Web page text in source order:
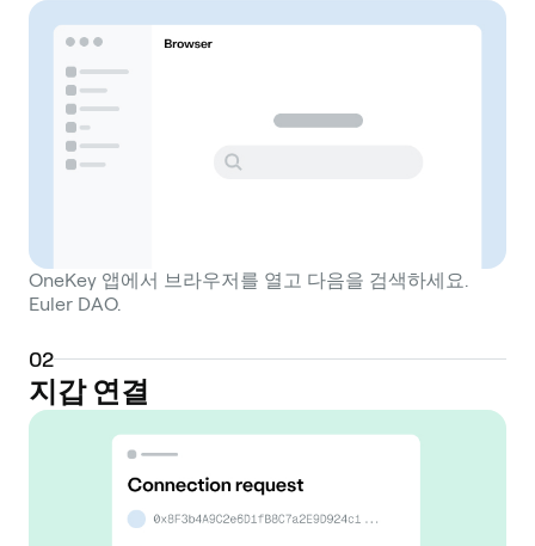
OneKey 앱에서 브라우저를 열고 다음을 검색하세요.
Euler DAO.
02
지갑 연결